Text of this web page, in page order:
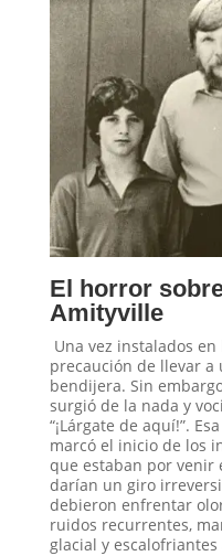
El horror
Amityville
Una vez instalados
precaución de llevar a
bendijera. Sin
surgió de la nada y
“¡Lárgate de aquí!”.
marcó el inicio de los
que estaban por venir
darían un giro
debieron enfrentar
ruidos recurrentes,
glacial y